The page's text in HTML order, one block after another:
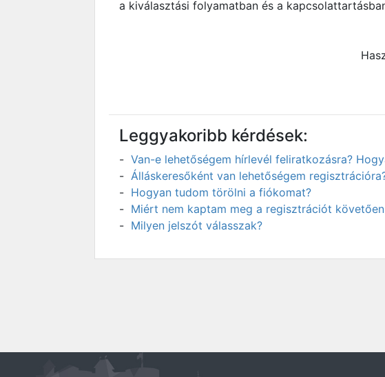
a kiválasztási folyamatban és a
Leggyakoribb kérdések:
Van-e lehetőségem hírlevél feliratkozásra?
Álláskeresőként van lehetőségem
Hogyan tudom törölni a fiókomat?
Miért nem kaptam meg a regisztrációt
Milyen jelszót válasszak?